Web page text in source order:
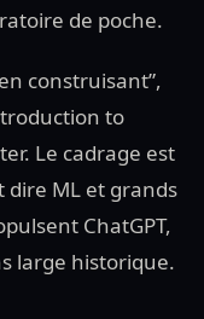
de poche.
construisant”,
to
Le cadrage est
dire ML et grands
ChatGPT,
large historique.